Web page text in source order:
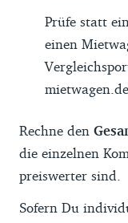
Prüfe statt
einen
Rechne den
die einzelnen
preiswerter sind.
Sofern Du